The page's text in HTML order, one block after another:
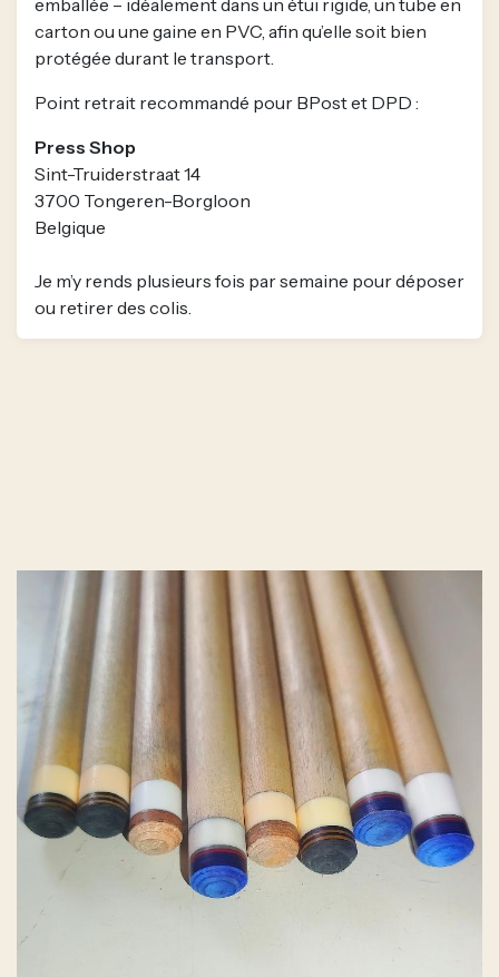
carton ou une gaine en PVC, afin qu’elle soit bien
protégée durant le transport.
Point retrait recommandé pour BPost et DPD :
Press Shop
Sint-Truiderstraat 14
3700 Tongeren-Borgloon
Belgique
Je m’y rends plusieurs fois par semaine pour déposer
ou retirer des colis.